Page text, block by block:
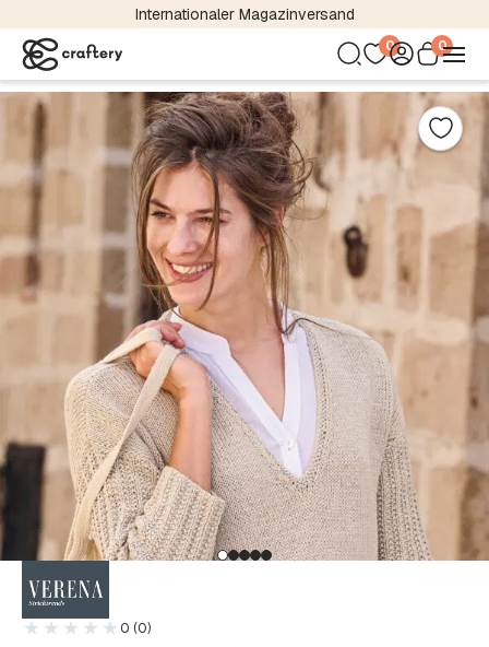
Internationaler Magazinversand
0 0
0 (0)